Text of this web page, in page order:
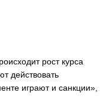
рост курса
действовать
играют и санкции»,